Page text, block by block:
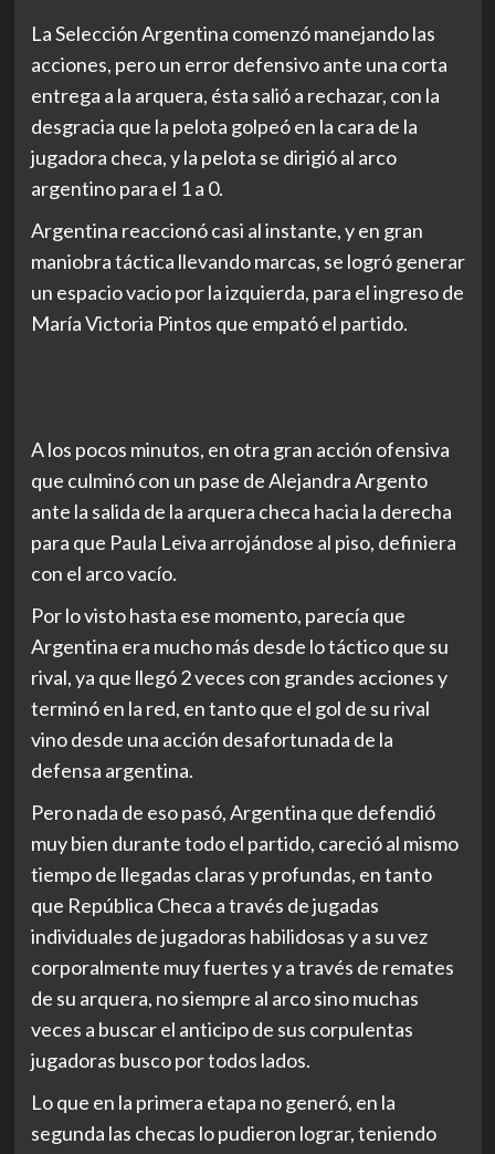
La Selección Argentina comenzó manejando las
acciones, pero un error defensivo ante una corta
entrega a la arquera, ésta salió a rechazar, con la
desgracia que la pelota golpeó en la cara de la
jugadora checa, y la pelota se dirigió al arco
argentino para el 1 a 0.
Argentina reaccionó casi al instante, y en gran
maniobra táctica llevando marcas, se logró generar
un espacio vacio por la izquierda, para el ingreso de
María Victoria Pintos que empató el partido.
A los pocos minutos, en otra gran acción ofensiva
que culminó con un pase de Alejandra Argento
ante la salida de la arquera checa hacia la derecha
para que Paula Leiva arrojándose al piso, definiera
con el arco vacío.
Por lo visto hasta ese momento, parecía que
Argentina era mucho más desde lo táctico que su
rival, ya que llegó 2 veces con grandes acciones y
terminó en la red, en tanto que el gol de su rival
vino desde una acción desafortunada de la
defensa argentina.
Pero nada de eso pasó, Argentina que defendió
muy bien durante todo el partido, careció al mismo
tiempo de llegadas claras y profundas, en tanto
que República Checa a través de jugadas
individuales de jugadoras habilidosas y a su vez
corporalmente muy fuertes y a través de remates
de su arquera, no siempre al arco sino muchas
veces a buscar el anticipo de sus corpulentas
jugadoras busco por todos lados.
Lo que en la primera etapa no generó, en la
segunda las checas lo pudieron lograr, teniendo